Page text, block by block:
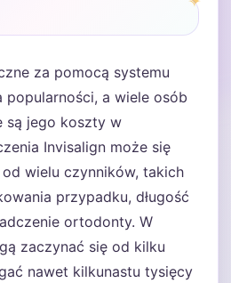
za pomocą systemu
popularności, a wiele osób
są jego koszty w
Invisalign może się
wielu czynników, takich
przypadku, długość
ortodonty. W
zaczynać się od kilku
nawet kilkunastu tysięcy